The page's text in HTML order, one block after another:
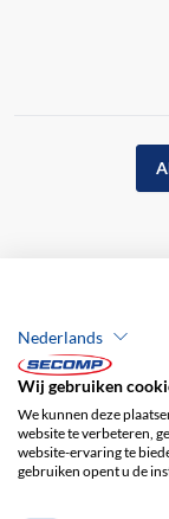
Nederlands
Wij gebruiken
We kunnen deze
website te verbeteren,
website-ervaring te
gebruiken opent u de